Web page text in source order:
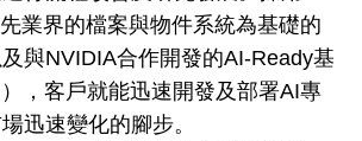
業界的檔案與物件系統為基礎的
與NVIDIA合作開發的AI-Ready基
，客戶就能迅速開發及部署AI專
迅速變化的腳步。